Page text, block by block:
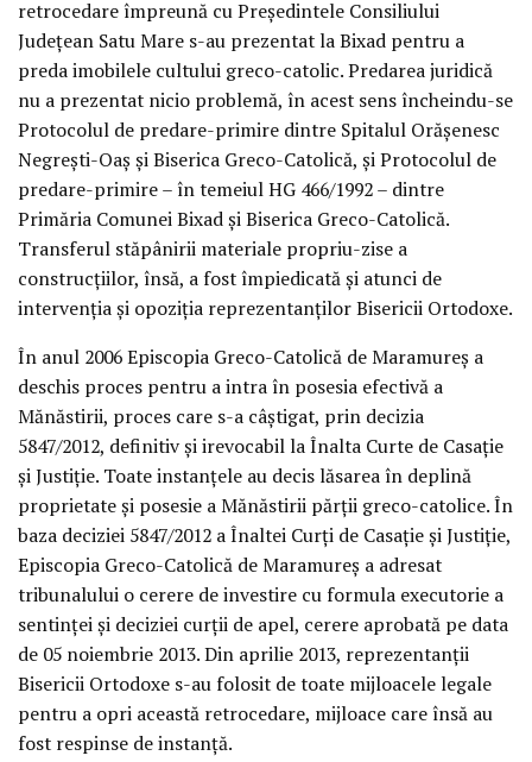
retrocedare împreună cu Preşedintele Consiliului
Judeţean Satu Mare s-au prezentat la Bixad pentru a
preda imobilele cultului greco-catolic. Predarea juridică
nu a prezentat nicio problemă, în acest sens încheindu-se
Protocolul de predare-primire dintre Spitalul Orăşenesc
Negreşti-Oaş şi Biserica Greco-Catolică, şi Protocolul de
predare-primire – în temeiul HG 466/1992 – dintre
Primăria Comunei Bixad şi Biserica Greco-Catolică.
Transferul stăpânirii materiale propriu-zise a
construcţiilor, însă, a fost împiedicată şi atunci de
intervenţia şi opoziţia reprezentanţilor Bisericii Ortodoxe.
În anul 2006 Episcopia Greco-Catolică de Maramureş a
deschis proces pentru a intra în posesia efectivă a
Mănăstirii, proces care s-a câştigat, prin decizia
5847/2012, definitiv şi irevocabil la Înalta Curte de Casaţie
şi Justiţie. Toate instanţele au decis lăsarea în deplină
proprietate şi posesie a Mănăstirii părţii greco-catolice. În
baza deciziei 5847/2012 a Înaltei Curţi de Casaţie şi Justiţie,
Episcopia Greco-Catolică de Maramureş a adresat
tribunalului o cerere de investire cu formula executorie a
sentinţei şi deciziei curţii de apel, cerere aprobată pe data
de 05 noiembrie 2013. Din aprilie 2013, reprezentanţii
Bisericii Ortodoxe s-au folosit de toate mijloacele legale
pentru a opri această retrocedare, mijloace care însă au
fost respinse de instanţă.